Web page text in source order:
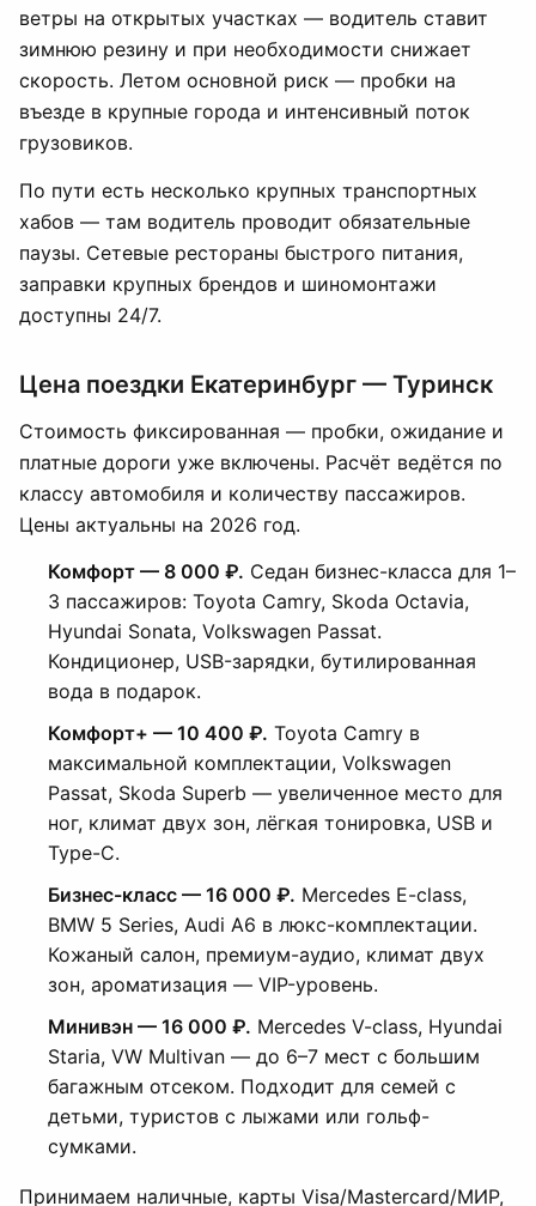
ветры на открытых участках — водитель ставит
зимнюю резину и при необходимости снижает
скорость. Летом основной риск — пробки на
въезде в крупные города и интенсивный поток
грузовиков.
По пути есть несколько крупных транспортных
хабов — там водитель проводит обязательные
паузы. Сетевые рестораны быстрого питания,
заправки крупных брендов и шиномонтажи
доступны 24/7.
Цена поездки Екатеринбург — Туринск
Стоимость фиксированная — пробки, ожидание и
платные дороги уже включены. Расчёт ведётся по
классу автомобиля и количеству пассажиров.
Цены актуальны на 2026 год.
Комфорт — 8 000 ₽. Седан бизнес-класса для 1–
3 пассажиров: Toyota Camry, Skoda Octavia,
Hyundai Sonata, Volkswagen Passat.
Кондиционер, USB-зарядки, бутилированная
вода в подарок.
Комфорт+ — 10 400 ₽. Toyota Camry в
максимальной комплектации, Volkswagen
Passat, Skoda Superb — увеличенное место для
ног, климат двух зон, лёгкая тонировка, USB и
Type-C.
Бизнес-класс — 16 000 ₽. Mercedes E-class,
BMW 5 Series, Audi A6 в люкс-комплектации.
Кожаный салон, премиум-аудио, климат двух
зон, ароматизация — VIP-уровень.
Минивэн — 16 000 ₽. Mercedes V-class, Hyundai
Staria, VW Multivan — до 6–7 мест с большим
багажным отсеком. Подходит для семей с
детьми, туристов с лыжами или гольф-
сумками.
Принимаем наличные, карты Visa/Mastercard/МИР,